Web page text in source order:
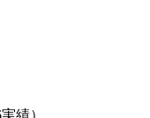
績）